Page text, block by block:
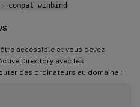
compat winbind
accessible et vous devez
Directory avec les
des ordinateurs au domaine :